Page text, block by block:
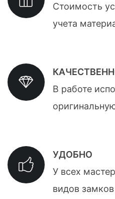
Стоимость
учета
В работе
УДОБНО
У всех
видов замков